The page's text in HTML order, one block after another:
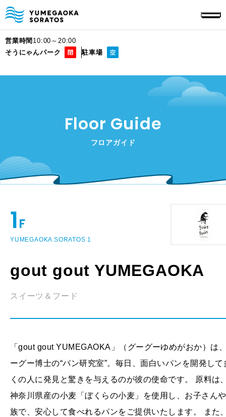
営業時間 10:00～20:00
そうにゃんパーク
駐車場
Floor Guide
フロアガイド
gout gout YUMEGAOKA
スイーツ＆フード
1F
YUMEGAOKA SORATOS 1
「gout gout YUMEGAOKA」（グーグーゆめがおか）は
ーグー博士の“パン研究室”。毎日、面白いパンを開発して
くの人に発見と驚きを与えるのが彼の使命です。 原料は
神奈川県産の小麦「ぼくらの小麦」を使用し、お子さん
族で、安心して食べれるパンをご提供いたします。 また